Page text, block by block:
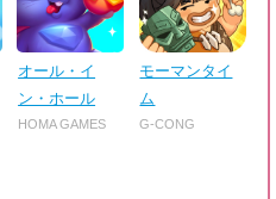
オール・イ
ン・ホール
HOMA GAMES
モーマンタイ
ム
G-CONG